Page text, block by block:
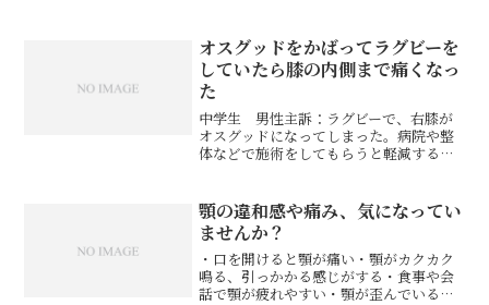
に捻じれているため、...
オスグッドをかばってラグビーを
していたら膝の内側まで痛くなっ
た
中学生 男性主訴：ラグビーで、右膝が
オスグッドになってしまった。病院や整
体などで施術をしてもらうと軽減するの
われたので、練習を休まずに改善したく
て来院。1回目状態：右の...
顎の違和感や痛み、気になってい
ませんか？
・口を開けると顎が痛い・顎がカクカク
鳴る、引っかかる感じがする・食事や会
話で顎が疲れやすい・顎が歪んでいる気